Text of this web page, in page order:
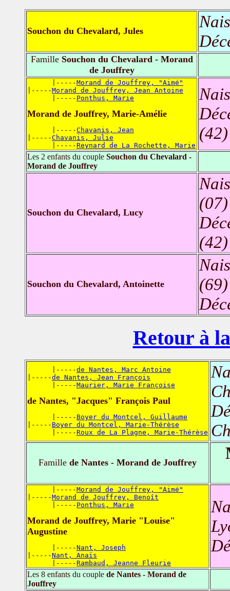
Souchon du Chevalard, Jules
FamilleSouchon du Chevalard - Morand
de Jouffrey
      |-----
Morand de Jouffrey, "Aimé"
|-----Morand de Jouffrey, Jean Antoine
      |-----
Ponthus, Marie
Morand de Jouffrey, Marie-Amélie
      |-----
Chavanis, Jean
|-----Chavanis, Julie
      |-----
Reynard de La Rochette, Marie
(42)
Les 2 enfants du couple Souchon du Chevalard -
Morand de Jouffrey
Souchon du Chevalard, Lucy
(07)
(42)
Souchon du Chevalard, Antoinette
(69)
Retour à
      |-----
de Nantes, Marc Antoine
|-----de Nantes, Jean François
      |-----
Maurier, Marie Françoise
de Nantes, "Jacques" François Paul
      |-----
Boyer du Montcel, Guillaume
|----- Boyer du Montcel, Marie-Thérèse
      |-----
Roux de La Plagne, Marie-Thérèse
Famille de Nantes - Morand de Jouffrey
      |-----
Morand de Jouffrey, "Aimé"
|-----Morand de Jouffrey, Benoît
      |-----
Ponthus, Marie
Morand de Jouffrey, Marie "Louise"
Augustine
      |-----
Nant, Joseph
|-----Nant, Anaïs
      |-----
Rambaud, Jeanne Fleurie
Les 8 enfants du couple de Nantes - Morand de
Jouffrey